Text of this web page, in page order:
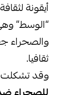
أيقونة لثقافة
“الوسط”
والصحراء
ثقافيا.
وقد تشكلت